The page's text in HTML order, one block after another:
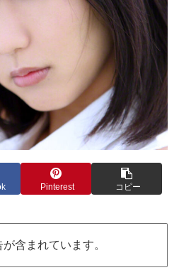
Pinterest コピー
含まれています。